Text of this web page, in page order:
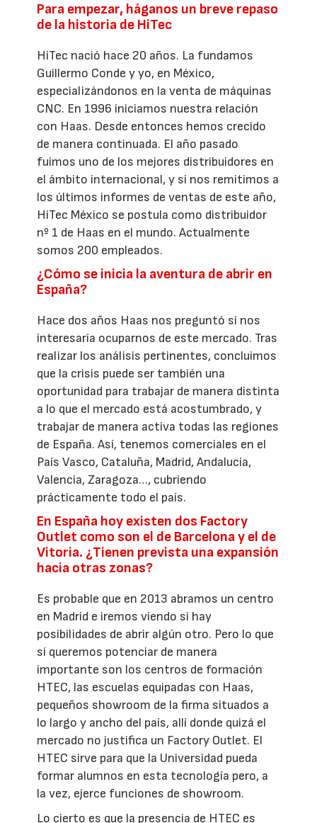
Para empezar, háganos un breve repaso
de la historia de HiTec
HiTec nació hace 20 años. La fundamos
Guillermo Conde y yo, en México,
especializándonos en la venta de máquinas
CNC. En 1996 iniciamos nuestra relación
con Haas. Desde entonces hemos crecido
de manera continuada. El año pasado
fuimos uno de los mejores distribuidores en
el ámbito internacional, y si nos remitimos a
los últimos informes de ventas de este año,
HiTec México se postula como distribuidor
nº 1 de Haas en el mundo. Actualmente
somos 200 empleados.
¿Cómo se inicia la aventura de abrir en
España?
Hace dos años Haas nos preguntó si nos
interesaría ocuparnos de este mercado. Tras
realizar los análisis pertinentes, concluimos
que la crisis puede ser también una
oportunidad para trabajar de manera distinta
a lo que el mercado está acostumbrado, y
trabajar de manera activa todas las regiones
de España. Así, tenemos comerciales en el
País Vasco, Cataluña, Madrid, Andalucía,
Valencia, Zaragoza…, cubriendo
prácticamente todo el país.
En España hoy existen dos Factory
Outlet como son el de Barcelona y el de
Vitoria. ¿Tienen prevista una expansión
hacia otras zonas?
Es probable que en 2013 abramos un centro
en Madrid e iremos viendo si hay
posibilidades de abrir algún otro. Pero lo que
sí queremos potenciar de manera
importante son los centros de formación
HTEC, las escuelas equipadas con Haas,
pequeños showroom de la firma situados a
lo largo y ancho del país, allí donde quizá el
mercado no justifica un Factory Outlet. El
HTEC sirve para que la Universidad pueda
formar alumnos en esta tecnología pero, a
la vez, ejerce funciones de showroom.
Lo cierto es que la presencia de HTEC es